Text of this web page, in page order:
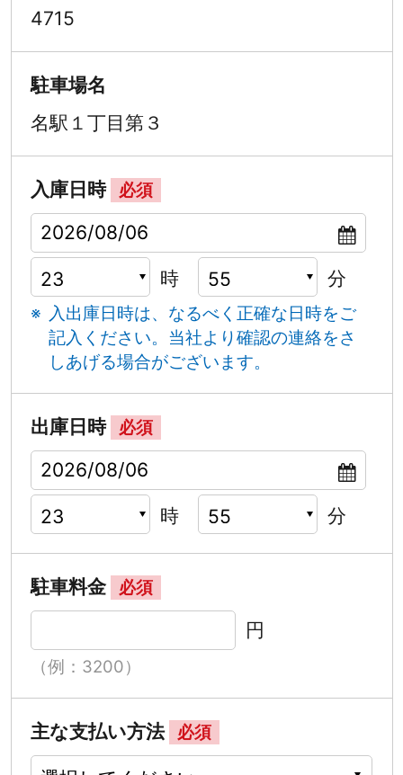
4715
駐車場名
名駅１丁目第３
入庫日時 必須
時 分
入出庫日時は、なるべく正確な日時をご
記入ください。 当社より確認の連絡をさ
しあげる場合がございます。
出庫日時 必須
時 分
駐車料金 必須
円
（例：3200）
主な支払い方法 必須